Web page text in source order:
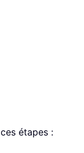
étapes :